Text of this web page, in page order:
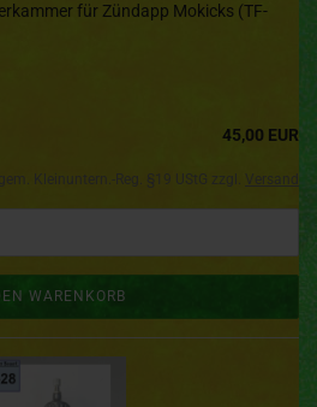
für Zündapp Mokicks (TF-
45,00 EUR
Versand
WARENKORB